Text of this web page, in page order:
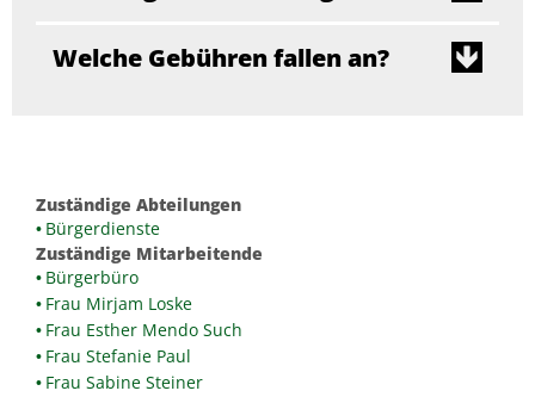
Welche Gebühren fallen an?
Zuständige Abteilungen
Bürgerdienste
Zuständige Mitarbeitende
Bürgerbüro
Frau Mirjam Loske
Frau Esther Mendo Such
Frau Stefanie Paul
Frau Sabine Steiner